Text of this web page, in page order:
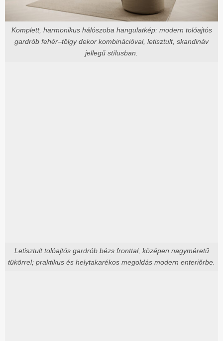
Komplett, harmonikus hálószoba hangulatkép: modern tolóajtós
gardrób fehér–tölgy dekor kombinációval, letisztult, skandináv
jellegű stílusban.
Letisztult tolóajtós gardrób bézs fronttal, középen nagyméretű
tükörrel; praktikus és helytakarékos megoldás modern enteriőrbe.